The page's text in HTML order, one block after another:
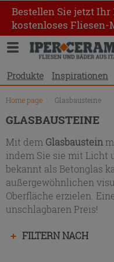
Bestellen Sie jetzt Ihr
kostenloses Fliesen-
Produkte Inspirationen
Home page Glasbausteine
GLASBAUSTEINE
Mit dem Glasbaustein
indem Sie sie mit Licht
bekannt als Betonglas
außergewöhnlichen
Oberfläche erzielen.
unschlagbaren Preis!
Produktverzeichnis
FILTERN NACH
Drücken